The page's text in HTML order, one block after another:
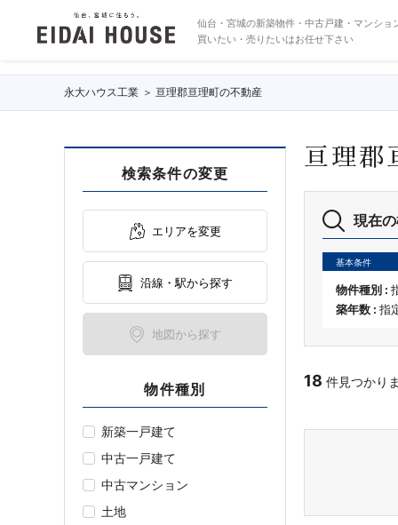
仙台・宮城の新築物件・中古戸建・マンショ
買いたい・売りたいはお任せ下さい
永大ハウス工業 亘理郡亘理町の不動産
検索条件の変更
エリアを変更
沿線・駅から探す
地図から探す
物件種別
新築一戸建て
中古一戸建て
中古マンション
土地
亘理郡
現在
基本条件
物件種別 :
築年数 : 指
18 件見つかり